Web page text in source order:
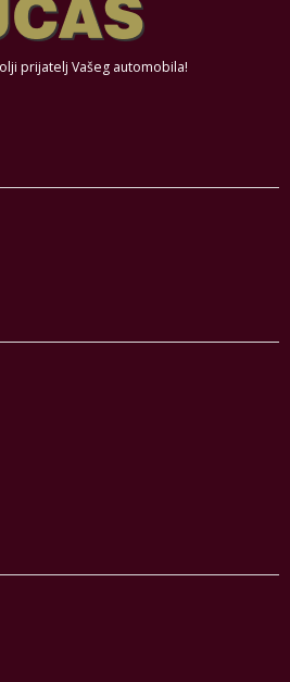
prijatelj Vašeg automobila!